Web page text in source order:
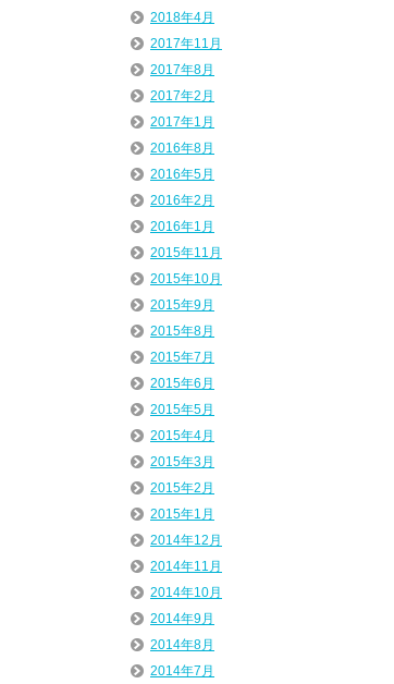
2018年4月
2017年11月
2017年8月
2017年2月
2017年1月
2016年8月
2016年5月
2016年2月
2016年1月
2015年11月
2015年10月
2015年9月
2015年8月
2015年7月
2015年6月
2015年5月
2015年4月
2015年3月
2015年2月
2015年1月
2014年12月
2014年11月
2014年10月
2014年9月
2014年8月
2014年7月